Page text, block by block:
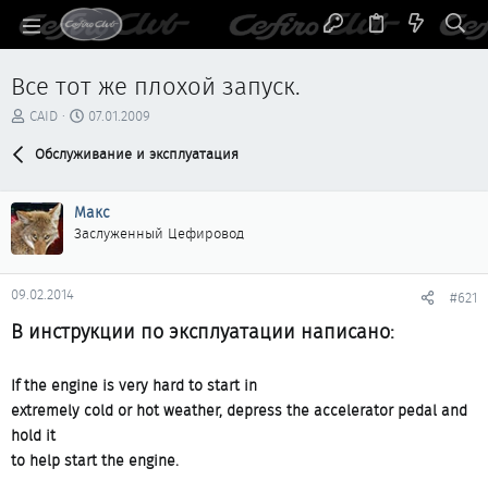
Все тот же плохой запуск.
А
т
е
м
ы
CAID
Д
т
а
ч
л
07.01.2009
Обслуживание и эксплуатация
Макс
Заслуженный Цефировод
09.02.2014 #621
В инструкции по эксплуатации написано:
If the engine is very hard to start in
extremely cold or hot weather, depress the accelerator pedal and
hold it
to help start the engine.